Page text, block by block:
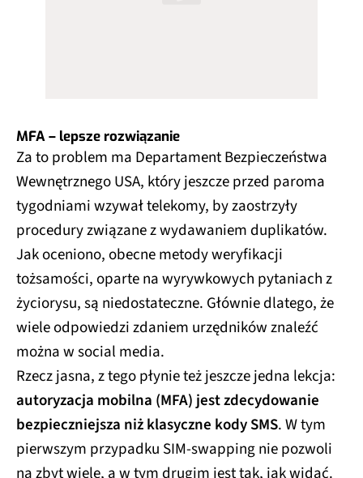
MFA – lepsze rozwiązanie
Za to problem ma Departament Bezpieczeństwa
Wewnętrznego USA, który jeszcze przed paroma
tygodniami wzywał telekomy, by zaostrzyły
procedury związane z wydawaniem duplikatów.
Jak oceniono, obecne metody weryfikacji
tożsamości, oparte na wyrywkowych pytaniach z
życiorysu, są niedostateczne. Głównie dlatego, że
wiele odpowiedzi zdaniem urzędników znaleźć
można w social media.
Rzecz jasna, z tego płynie też jeszcze jedna lekcja:
autoryzacja mobilna (MFA) jest zdecydowanie
bezpieczniejsza niż klasyczne kody SMS. W tym
pierwszym przypadku SIM-swapping nie pozwoli